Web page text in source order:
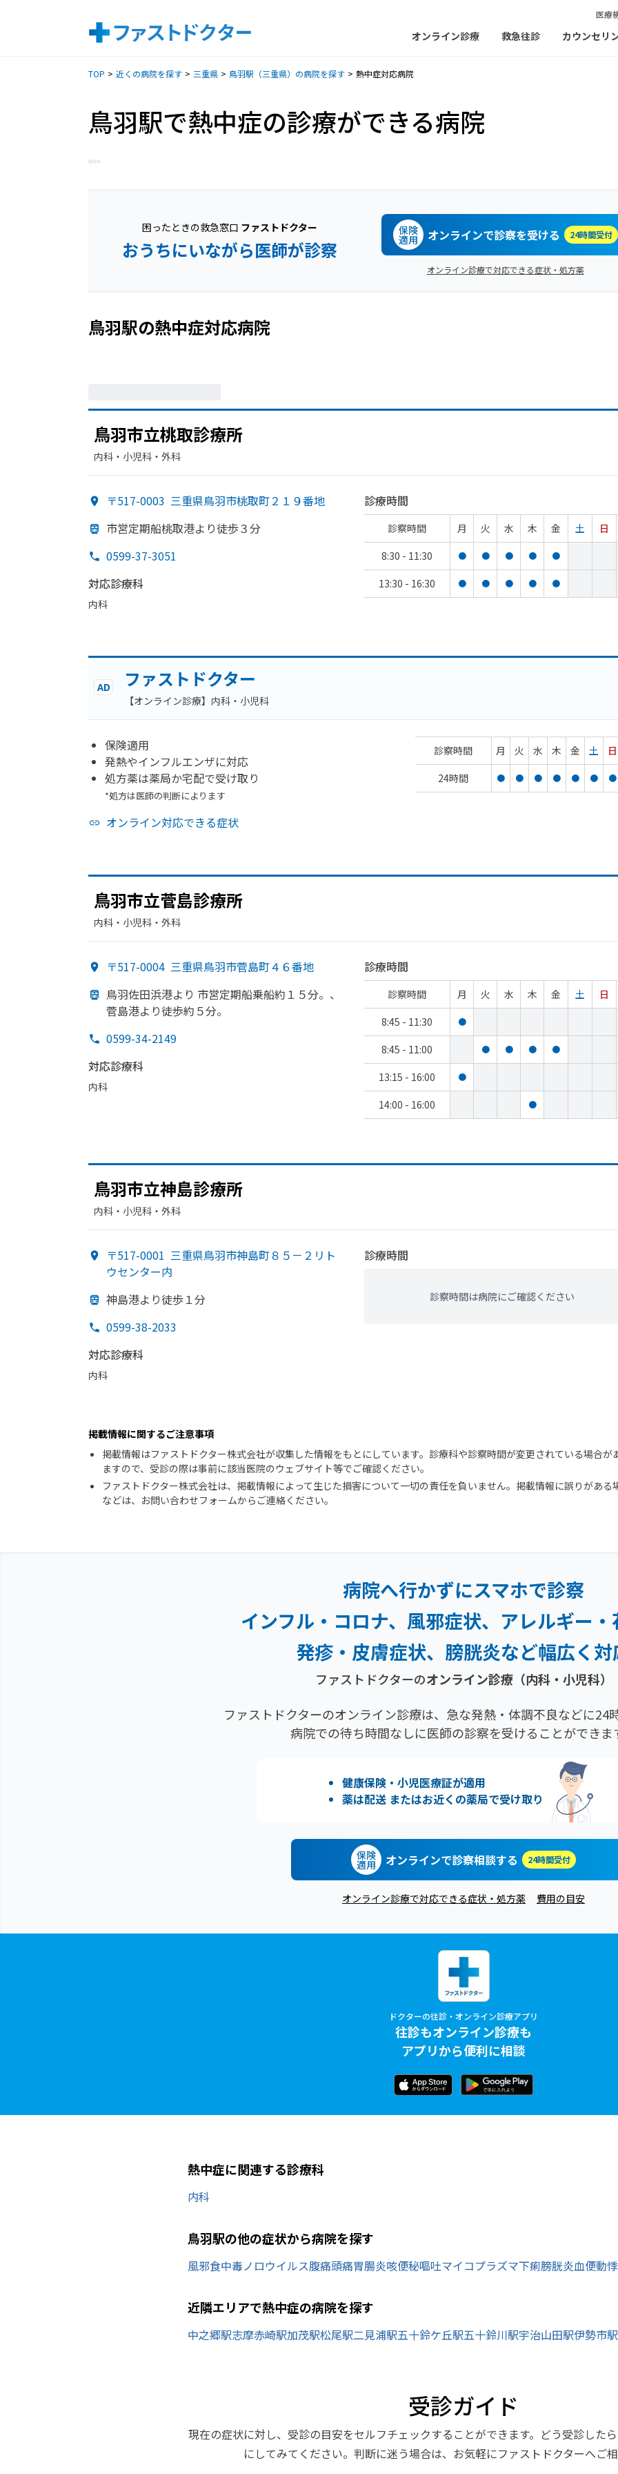
医療
オンライン診療 救急往診 カウンセリ
TOP 近くの病院を探す 三重県 鳥羽駅（三重県）の病院を探す 熱中症対応病院
鳥羽駅で熱中症の診療ができる病院
困ったときの救急窓口 ファストドクター
おうちにいながら医師が診察
保険
適用 オンラインで診察を受ける 24時間受付
オンライン診療で対応できる症状・処方薬
鳥羽駅の熱中症対応病院
鳥羽市立桃取診療所
内科・​小児科・​外科
〒517-0003 三重県鳥羽市桃取町２１９番地
市営定期船桃取港より徒歩３分
0599-37-3051
対応診療科
内科
診療時間
診察時間 月 火 水 木 金 土
日
8:30 - 11:30
● ● ● ● ●
13:30 - 16:30 ● ● ● ● ●
AD ファストドクター
【オンライン診療】内科・小児科
保険適用
発熱やインフルエンザに対応
処方薬は薬局か宅配で受け取り
*処方は医師の判断によります
オンライン対応できる症状
診察時間 月 火 水 木 金 土
日
24時間
● ● ● ● ● ● ●
鳥羽市立菅島診療所
内科・​小児科・​外科
〒517-0004 三重県鳥羽市菅島町４６番地
鳥羽佐田浜港より 市営定期船乗船約１５分。、
菅島港より徒歩約５分。
0599-34-2149
対応診療科
内科
診療時間
診察時間 月 火 水 木 金 土
日
8:45 - 11:30
●
8:45 - 11:00 ● ● ● ●
13:15 - 16:00 ●
14:00 - 16:00 ●
鳥羽市立神島診療所
内科・​小児科・​外科
〒517-0001 三重県鳥羽市神島町８５－２リト
ウセンター内
神島港より徒歩１分
0599-38-2033
対応診療科
内科
診療時間
診察時間は病院にご確認ください
掲載情報に関するご注意事項
掲載情報はファストドクター株式会社が収集した情報をもとにしています。診療科や診察時間が変更されている場合が
ますので、受診の際は事前に該当医院のウェブサイト等でご確認ください。
ファストドクター株式会社は、掲載情報によって生じた損害について一切の責任を負いません。掲載情報に誤りがある
などは、お問い合わせフォームからご連絡ください。
病院へ行かずにスマホで診察
インフル・コロナ、風邪症状、 アレルギー
発疹・ 皮膚症状、膀胱炎など幅広く対
ファストドクターのオンライン診療（内科・小児科）
ファストドクターのオンライン診療は、急な発熱・体調不良などに24
病院での待ち時間なしに医師の診察を受けることができま
健康保険・小児医療証が適用
薬は配送 またはお近くの薬局で受け取り
保険
適用 オンラインで診察相談する 24時間受付
オンライン診療で対応できる症状・処方薬 費用の目安
ドクターの往診・オンライン診療アプリ
往診もオンライン診療も
アプリから便利に相談
熱中症に関連する診療科
内科
鳥羽駅の他の症状から病院を探す
風邪食中毒ノロウイルス腹痛頭痛胃腸炎咳便秘嘔吐マイコプラズマ下痢膀胱炎血便動悸
近隣エリアで熱中症の病院を探す
中之郷駅志摩赤崎駅加茂駅松尾駅二見浦駅五十鈴ケ丘駅五十鈴川駅宇治山田駅伊勢市駅
受診ガイド
現在の症状に対し、受診の目安をセルフチェックすることができます。どう受診した
にしてみてください。判断に迷う場合は、お気軽にファストドクターへご